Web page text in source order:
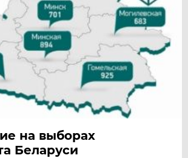
на выборах
Беларуси